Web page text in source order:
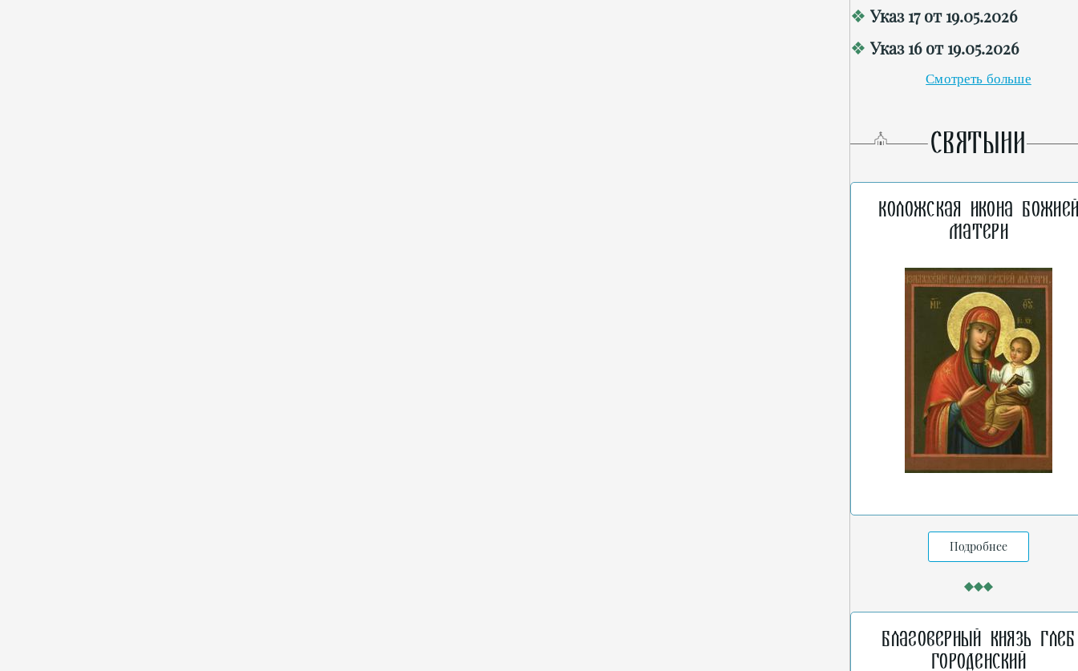
Указ 17 от 19.05.2026
Указ 16 от 19.05.2026
Смотреть больше
СВЯТЫНИ
Коложская икона
Матери
Подробнее
Благоверный князь Глеб
Городенский